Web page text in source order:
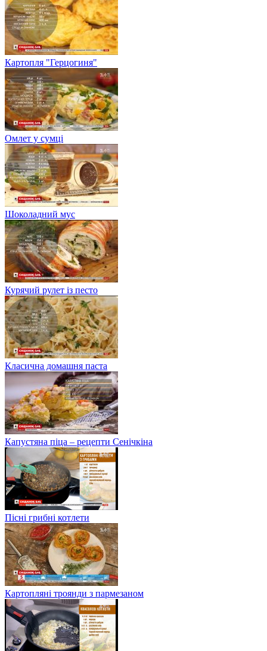
Картопля "Герцогиня"
Омлет у сумці
Шоколадний мус
Курячий рулет із песто
Класична домашня паста
Капустяна піца – рецепти Сенічкіна
Пісні грибні котлети
Картопляні троянди з пармезаном